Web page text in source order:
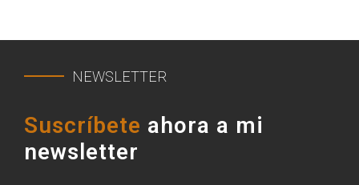
NEWSLETTER
Suscríbete ahora a mi
newsletter